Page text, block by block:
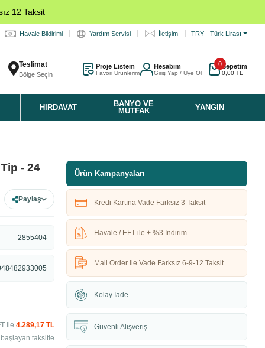
12 Taksit
Havale Bildirimi Yardım Servisi İletişim TRY - Türk Lirası
Teslimat
Bölge Seçin
Proje Listem
Favori Ürünlerim
Hesabım
Giriş Yap / Üye Ol
0Sepetim
0,00 TL
HIRDAVAT
BANYO VE
MUTFAK
YANGIN
- 24
Paylaş
2855404
ile 4.289,17 TL
taksitle
Ürün Kampanyaları
Kredi Kartına Vade Farksız 3 Taksit
Havale / EFT ile + %3 İndirim
Mail Order ile Vade Farksız 6-9-12 Taksit
Kolay İade
Güvenli Alışveriş